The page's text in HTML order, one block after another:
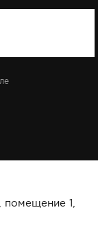
помещение 1,